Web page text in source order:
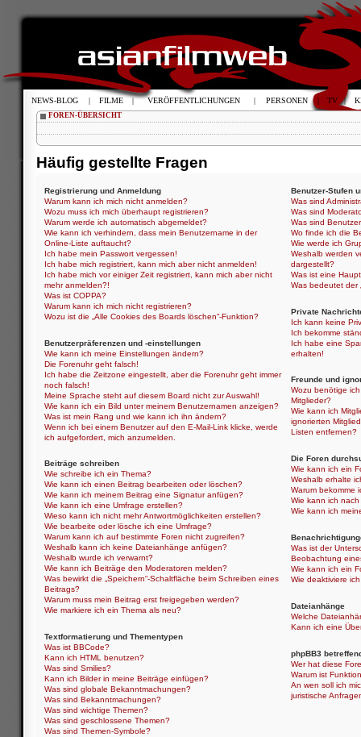
FOREN-ÜBERSICHT
Häufig gestellte Fragen
Registrierung und Anmeldung
Warum kann ich mich nicht anmelden?
Wozu muss ich mich überhaupt registrieren?
Warum werde ich automatisch abgemeldet?
Wie kann ich verhindern, dass mein Benutzername in der
Online-Liste auftaucht?
Ich habe mein Passwort vergessen!
Ich habe mich registriert, kann mich aber nicht anmelden!
Ich habe mich vor einiger Zeit registriert, kann mich aber nicht
mehr anmelden?!
Was ist COPPA?
Warum kann ich mich nicht registrieren?
Wozu ist die „Alle Cookies des Boards löschen“-Funktion?
Benutzerpräferenzen und -einstellungen
Wie kann ich meine Einstellungen ändern?
Die Forenuhr geht falsch!
Ich habe die Zeitzone eingestellt, aber die Forenuhr geht immer
noch falsch!
Meine Sprache steht auf diesem Board nicht zur Auswahl!
Wie kann ich ein Bild unter meinem Benutzernamen anzeigen?
Was ist mein Rang und wie kann ich ihn ändern?
Wenn ich bei einem Benutzer auf den E-Mail-Link klicke, werde
ich aufgefordert, mich anzumelden.
Beiträge schreiben
Wie schreibe ich ein Thema?
Wie kann ich einen Beitrag bearbeiten oder löschen?
Wie kann ich meinem Beitrag eine Signatur anfügen?
Wie kann ich eine Umfrage erstellen?
Wieso kann ich nicht mehr Antwortmöglichkeiten erstellen?
Wie bearbeite oder lösche ich eine Umfrage?
Warum kann ich auf bestimmte Foren nicht zugreifen?
Weshalb kann ich keine Dateianhänge anfügen?
Weshalb wurde ich verwarnt?
Wie kann ich Beiträge den Moderatoren melden?
Was bewirkt die „Speichern“-Schaltfläche beim Schreiben eines
Beitrags?
Warum muss mein Beitrag erst freigegeben werden?
Wie markiere ich ein Thema als neu?
Textformatierung und Thementypen
Was ist BBCode?
Kann ich HTML benutzen?
Was sind Smilies?
Kann ich Bilder in meine Beiträge einfügen?
Was sind globale Bekanntmachungen?
Was sind Bekanntmachungen?
Was sind wichtige Themen?
Was sind geschlossene Themen?
Was sind Themen-Symbole?
Benutzer-Stufen
Was sind
Was sind
Was sind
Wo finde ich die
Wie werde ich
Weshalb werden
dargestellt?
Was ist eine
Was bedeutet der
Private
Ich kann keine
Ich bekomme
Ich habe eine
erhalten!
Freunde und
Wozu benötige
Mitglieder?
Wie kann ich
ignorierten
Listen entfernen?
Die Foren
Wie kann ich ein
Weshalb erhalte
Warum bekomme
Wie kann ich
Wie kann ich
Was ist der
Beobachtung
Wie kann ich ein
Wie deaktiviere
Dateianhänge
Welche
Kann ich eine
phpBB3
Wer hat diese
Warum ist
An wen soll ich
juristische
NEWS-BLOG | FILME | VERÖFFENTLICHUNGEN | PERSONEN | TV |